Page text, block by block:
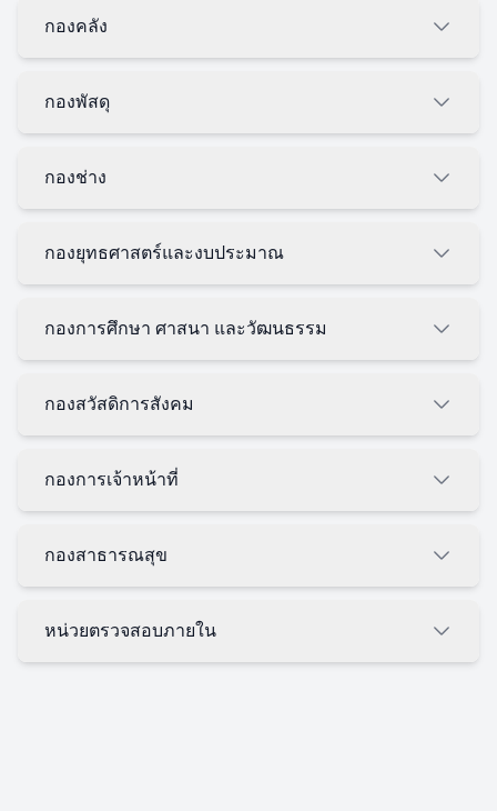
กองคลัง
กองพัสดุ
กองช่าง
กองยุทธศาสตร์และงบประมาณ
กองการศึกษา ศาสนา และวัฒนธรรม
กองสวัสดิการสังคม
กองการเจ้าหน้าที่
กองสาธารณสุข
หน่วยตรวจสอบภายใน